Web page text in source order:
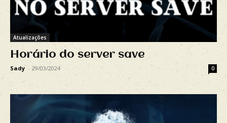
Atualizações
Horário do server save
Sady - 29/03/2024 0